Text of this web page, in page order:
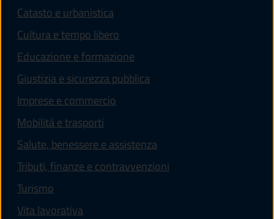
Catasto e urbanistica
Cultura e tempo libero
Educazione e formazione
Giustizia e sicurezza pubblica
Imprese e commercio
Mobilità e trasporti
Salute, benessere e assistenza
Tributi, finanze e contravvenzioni
Turismo
Vita lavorativa